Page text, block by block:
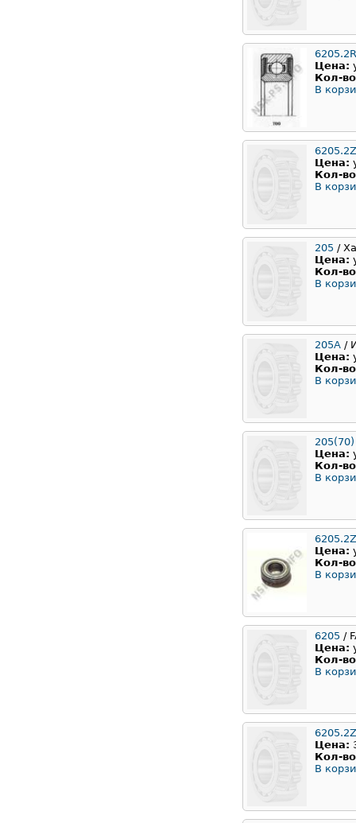
Цена:
Кол-
В
Цена:
Кол-
В
205 /
Цена:
Кол-
В
205А /
Цена:
Кол-
В
205(70)
Цена:
Кол-
В
Цена:
Кол-
В
6205 /
Цена:
Кол-
В
Цена:
Кол-
В